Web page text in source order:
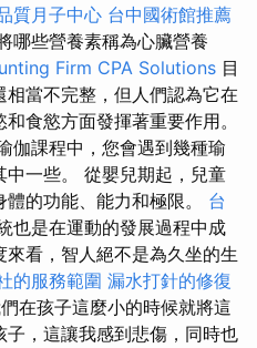
質月子中心 台中國術館推薦
哪些營養素稱為心臟營養
Firm CPA Solutions 目
當不完整，但人們認為它在
食慾方面發揮著重要作用。
伽課程中，您會遇到幾種瑜
一些。 從嬰兒期起，兒童
的功能、能力和極限。 台
也是在運動的發展過程中成
看，智人絕不是為久坐的生
的服務範圍 漏水打針的修復
在孩子這麼小的時候就將這
，這讓我感到悲傷，同時也